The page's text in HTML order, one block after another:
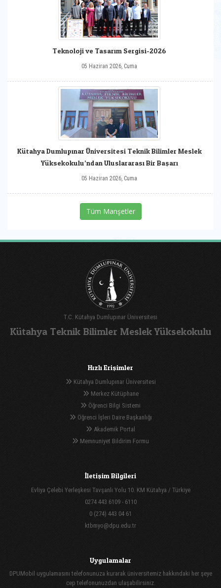
Teknoloji ve Tasarım Sergisi-2026
05 Haziran 2026, Cuma
Kütahya Dumlupınar Üniversitesi Teknik Bilimler Meslek
Yüksekokulu’ndan Uluslararası Bir Başarı
05 Haziran 2026, Cuma
Tüm Manşetler
T.C. Kütahya Dumlupınar Üniversitesi
Kütahya Teknik Bilimler Meslek Yüksekokulu
Hızlı Erişimler
Kütahya Dumlupınar Üniversitesi
Merkez Kütüphane
Öğrenci Bilgi Sistemi
Öğrenci İşleri Daire Başkanlığı
Akademik Portal
Memnuniyet Bildirim Formu
İletişim Bilgileri
Evliya Çelebi Yerleşkesi Tavşanlı Yolu 10. KM Kütahya / Türkiye
0274 443 6109 - 6110
0 (274) 443 04 61
ktbmyo@dpu.edu.tr
Uygulamalar
DPUMobil uygulamasını telefonunuza kurarak üniversitemiz hakkındaki her şeye
cep telefonunuzdan ulaşabilirsiniz.